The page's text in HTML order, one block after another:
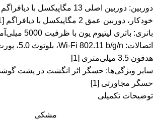
خودکار، دوربین عمق 2 مگاپیکسل با دیافراگم f/2.4
باتری: باتری لیتیوم یون با ظرفیت 5000 میلی‌آمپرساعت
هدفون 3.5 میلی‌متری
[1]
سایر ویژگی‌ها: حسگر اثر انگشت در پشت
حسگر مجاورتی [1]
توضیحات تکمیلی
مشکی